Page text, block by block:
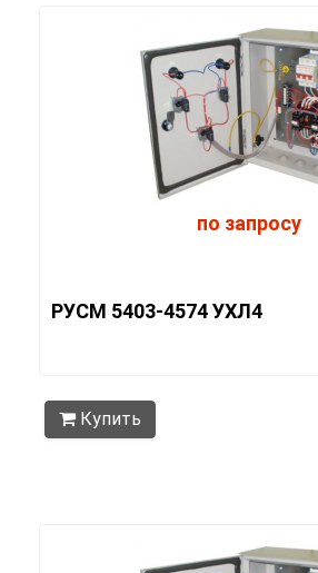
по запросу
РУСМ 5403-4574 УХЛ4
Купить